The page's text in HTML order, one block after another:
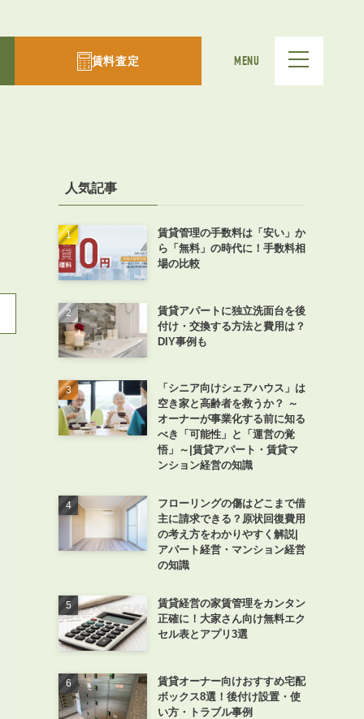
賃料査定 MENU
人気記事
賃貸管理の手数料は「安い」か
ら「無料」の時代に！手数料相
場の比較
賃貸アパートに独立洗面台を後
付け・交換する方法と費用は？
DIY事例も
「シニア向けシェアハウス」は
空き家と高齢者を救うか？ ～
オーナーが事業化する前に知る
べき「可能性」と「運営の覚
悟」～|賃貸アパート・賃貸マ
ンション経営の知識
フローリングの傷はどこまで借
主に請求できる？原状回復費用
の考え方をわかりやすく解説|
アパート経営・マンション経営
の知識
賃貸経営の家賃管理をカンタン
正確に！大家さん向け無料エク
セル表とアプリ3選
賃貸オーナー向けおすすめ宅配
ボックス8選！後付け設置・使
い方・トラブル事例